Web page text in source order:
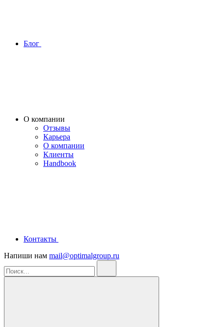
Блог
О компании
Отзывы
Карьера
О компании
Клиенты
Handbook
Контакты
Напиши нам mail@optimalgroup.ru